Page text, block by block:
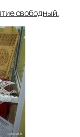
свободный.